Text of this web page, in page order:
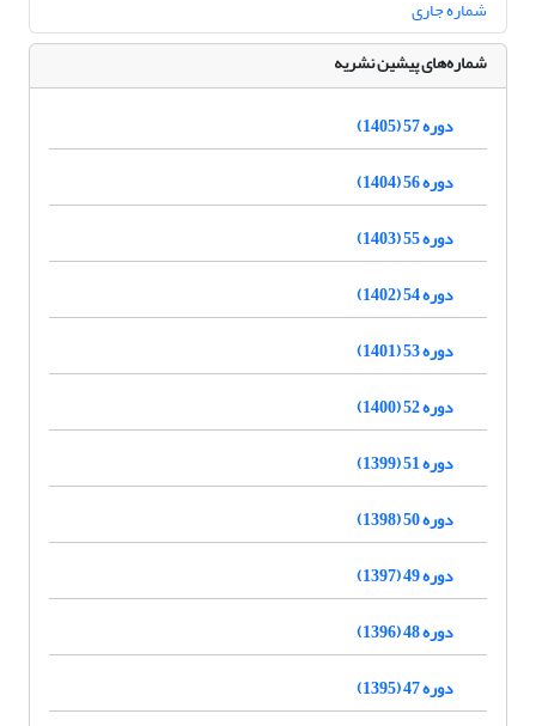
شماره جاری
شماره‌های پیشین نشریه
دوره 57 (1405)
دوره 56 (1404)
دوره 55 (1403)
دوره 54 (1402)
دوره 53 (1401)
دوره 52 (1400)
دوره 51 (1399)
دوره 50 (1398)
دوره 49 (1397)
دوره 48 (1396)
دوره 47 (1395)